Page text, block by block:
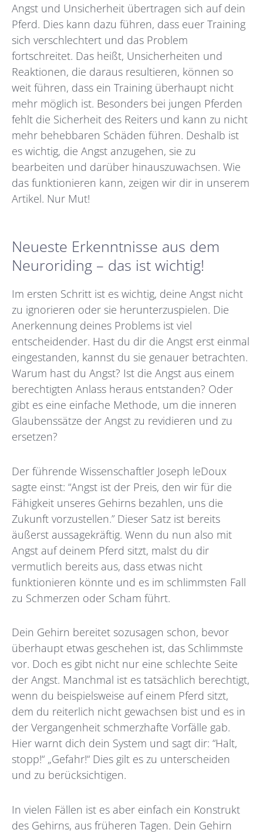
Angst und Unsicherheit übertragen sich auf dein
Pferd. Dies kann dazu führen, dass euer Training
sich verschlechtert und das Problem
fortschreitet. Das heißt, Unsicherheiten und
Reaktionen, die daraus resultieren, können so
weit führen, dass ein Training überhaupt nicht
mehr möglich ist. Besonders bei jungen Pferden
fehlt die Sicherheit des Reiters und kann zu nicht
mehr behebbaren Schäden führen. Deshalb ist
es wichtig, die Angst anzugehen, sie zu
bearbeiten und darüber hinauszuwachsen. Wie
das funktionieren kann, zeigen wir dir in unserem
Artikel. Nur Mut!
Neueste Erkenntnisse aus dem
Neuroriding – das ist wichtig!
Im ersten Schritt ist es wichtig, deine Angst nicht
zu ignorieren oder sie herunterzuspielen. Die
Anerkennung deines Problems ist viel
entscheidender. Hast du dir die Angst erst einmal
eingestanden, kannst du sie genauer betrachten.
Warum hast du Angst? Ist die Angst aus einem
berechtigten Anlass heraus entstanden? Oder
gibt es eine einfache Methode, um die inneren
Glaubenssätze der Angst zu revidieren und zu
ersetzen?
Der führende Wissenschaftler Joseph leDoux
sagte einst: “Angst ist der Preis, den wir für die
Fähigkeit unseres Gehirns bezahlen, uns die
Zukunft vorzustellen.” Dieser Satz ist bereits
äußerst aussagekräftig. Wenn du nun also mit
Angst auf deinem Pferd sitzt, malst du dir
vermutlich bereits aus, dass etwas nicht
funktionieren könnte und es im schlimmsten Fall
zu Schmerzen oder Scham führt.
Dein Gehirn bereitet sozusagen schon, bevor
überhaupt etwas geschehen ist, das Schlimmste
vor. Doch es gibt nicht nur eine schlechte Seite
der Angst. Manchmal ist es tatsächlich berechtigt,
wenn du beispielsweise auf einem Pferd sitzt,
dem du reiterlich nicht gewachsen bist und es in
der Vergangenheit schmerzhafte Vorfälle gab.
Hier warnt dich dein System und sagt dir: “Halt,
stopp!“ „Gefahr!“ Dies gilt es zu unterscheiden
und zu berücksichtigen.
In vielen Fällen ist es aber einfach ein Konstrukt
des Gehirns, aus früheren Tagen. Dein Gehirn